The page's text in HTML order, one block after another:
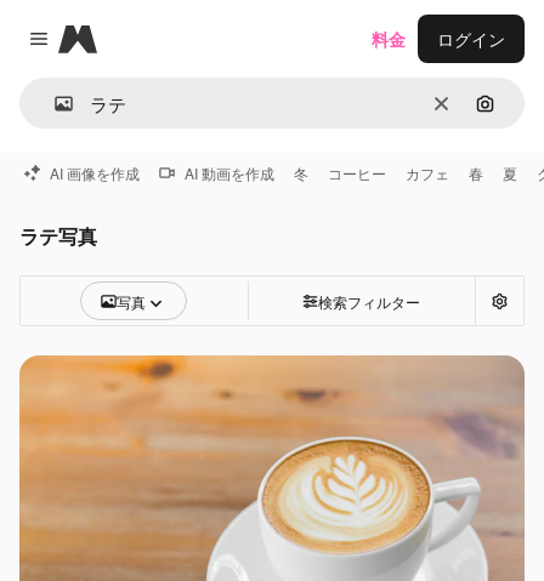
Close menu
Magnific
消去 画像で
料金 ログイン
AI 画像を作成 AI 動画を作成 冬 コーヒー カフェ 春 夏
ラテ写真
写真 検索フィルター